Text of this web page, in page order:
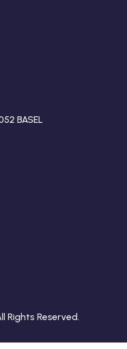
BASEL
Rights Reserved.​